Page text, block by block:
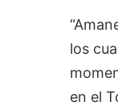
los
en el